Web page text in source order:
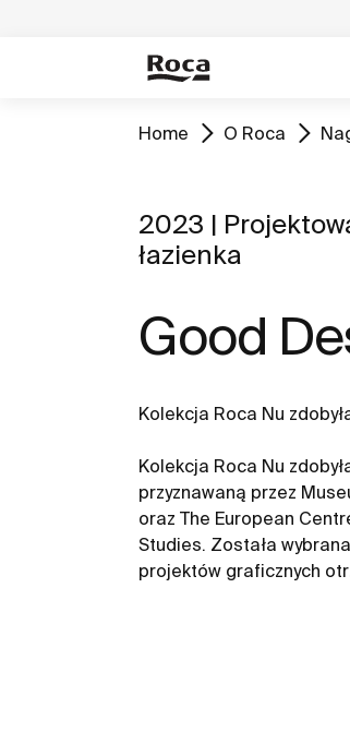
Home O Roca
2023 |
łazienka
Good
Kolekcja Roca Nu
Kolekcja Roca Nu
przyznawaną przez
oraz The European
Studies. Została
projektów graficznych